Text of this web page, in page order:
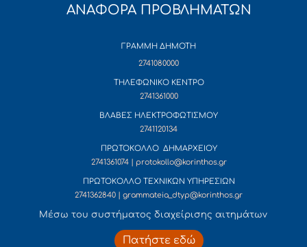
ΑΝΑΦΟΡΑ ΠΡΟΒΛΗΜΑΤΩΝ
ΓΡΑΜΜΗ ΔΗΜΟΤΗ
2741080000
ΤΗΛΕΦΩΝΙΚΟ ΚΕΝΤΡΟ
2741361000
ΒΛΑΒΕΣ ΗΛΕΚΤΡΟΦΩΤΙΣΜΟΥ
2741120134
ΠΡΩΤΟΚΟΛΛΟ ΔΗΜΑΡΧΕΙΟΥ
2741361074 | protokollo@korinthos.gr
ΠΡΩΤΟΚΟΛΛΟ ΤΕΧΝΙΚΩΝ ΥΠΗΡΕΣΙΩΝ
2741362840 | grammateia_dtyp@korinthos.gr
Mέσω του συστήματος διαχείρισης αιτημάτων
Πατήστε εδώ